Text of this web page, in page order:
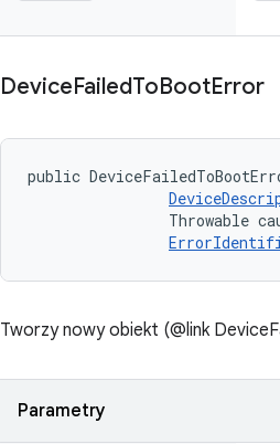
DeviceFailedToBootError
public
Throwable
Tworzy nowy obiekt (@link
Parametry